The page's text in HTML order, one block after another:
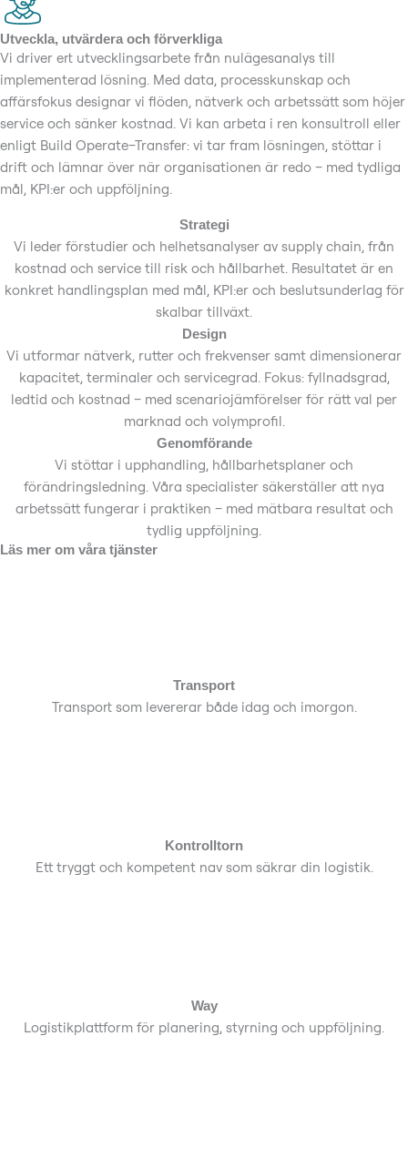
Utveckla, utvärdera och förverkliga
Vi driver ert utvecklingsarbete från nulägesanalys till
implementerad lösning. Med data, processkunskap och
affärsfokus designar vi flöden, nätverk och arbetssätt som höjer
service och sänker kostnad. Vi kan arbeta i ren konsultroll eller
enligt Build Operate–Transfer: vi tar fram lösningen, stöttar i
drift och lämnar över när organisationen är redo – med tydliga
mål, KPI:er och uppföljning.
Strategi
Vi leder förstudier och helhetsanalyser av supply chain, från
kostnad och service till risk och hållbarhet. Resultatet är en
konkret handlingsplan med mål, KPI:er och beslutsunderlag för
skalbar tillväxt.
Design
Vi utformar nätverk, rutter och frekvenser samt dimensionerar
kapacitet, terminaler och servicegrad. Fokus: fyllnadsgrad,
ledtid och kostnad – med scenariojämförelser för rätt val per
marknad och volymprofil.
Genomförande
Vi stöttar i upphandling, hållbarhetsplaner och
förändringsledning. Våra specialister säkerställer att nya
arbetssätt fungerar i praktiken – med mätbara resultat och
tydlig uppföljning.
Läs mer om våra tjänster
Transport
Transport som levererar både idag och imorgon.
Kontrolltorn
Ett tryggt och kompetent nav som säkrar din logistik.
Way
Logistikplattform för planering, styrning och uppföljning.